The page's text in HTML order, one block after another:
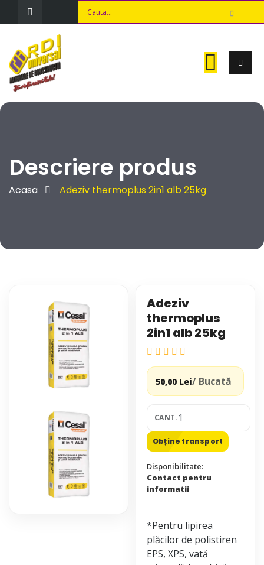
Descriere produs
Acasa Adeziv thermoplus 2in1 alb 25kg
Adeziv
thermoplus
2in1 alb 25kg
50,00 Lei/ Bucată
CANT.
Obține transport
Disponibilitate:
Contact pentru
informatii
*Pentru lipirea
plăcilor de polistiren
EPS, XPS, vată